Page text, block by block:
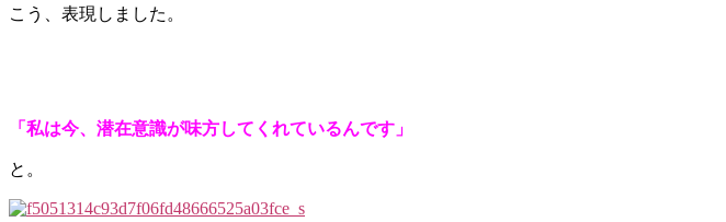
こう、表現しました。
「私は今、潜在意識が味方してくれているんです」
と。